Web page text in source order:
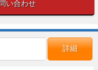
い合わせ
詳細